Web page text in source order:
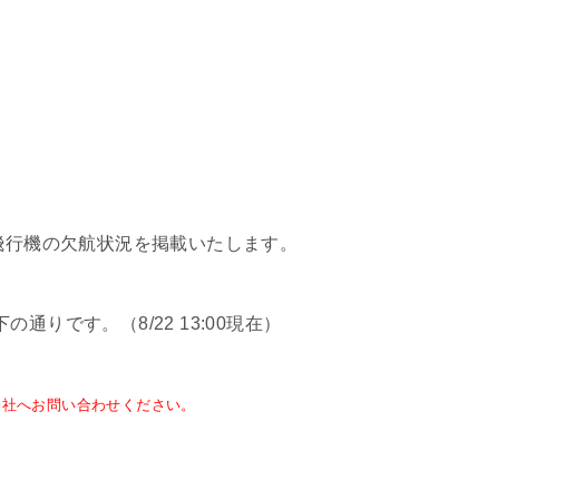
機の欠航状況を掲載いたします。
通りです。（8/22 13:00現在）
へお問い合わせください。